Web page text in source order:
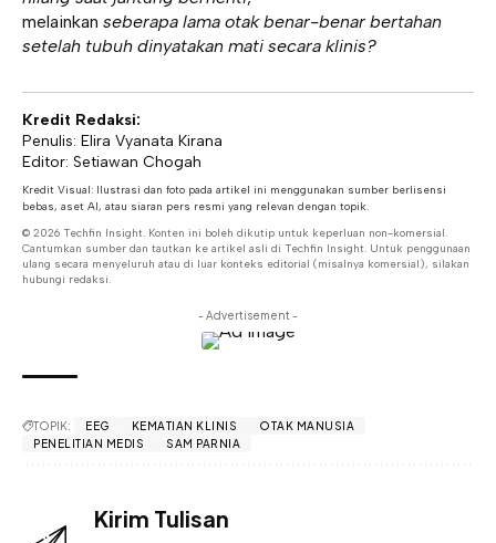
melainkan seberapa lama otak benar-benar bertahan
setelah tubuh dinyatakan mati secara klinis?
Kredit Redaksi:
Penulis: Elira Vyanata Kirana
Editor: Setiawan Chogah
Kredit Visual: Ilustrasi dan foto pada artikel ini menggunakan sumber berlisensi
bebas, aset AI, atau siaran pers resmi yang relevan dengan topik.
© 2026 Techfin Insight. Konten ini boleh dikutip untuk keperluan non-komersial.
Cantumkan sumber dan tautkan ke artikel asli di Techfin Insight. Untuk penggunaan
ulang secara menyeluruh atau di luar konteks editorial (misalnya komersial), silakan
hubungi redaksi.
- Advertisement -
TOPIK: EEG KEMATIAN KLINIS
OTAK MANUSIA
PENELITIAN MEDIS
SAM PARNIA
Kirim Tulisan